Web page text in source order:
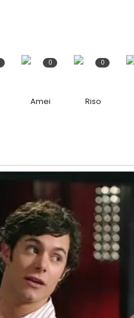
Amei
0
Riso
0